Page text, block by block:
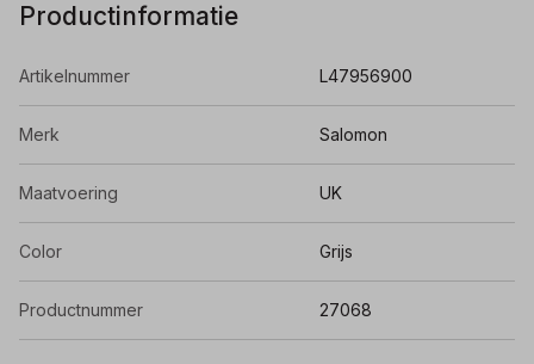
Productinformatie
Artikelnummer L47956900
Merk Salomon
Maatvoering UK
Color Grijs
Productnummer 27068